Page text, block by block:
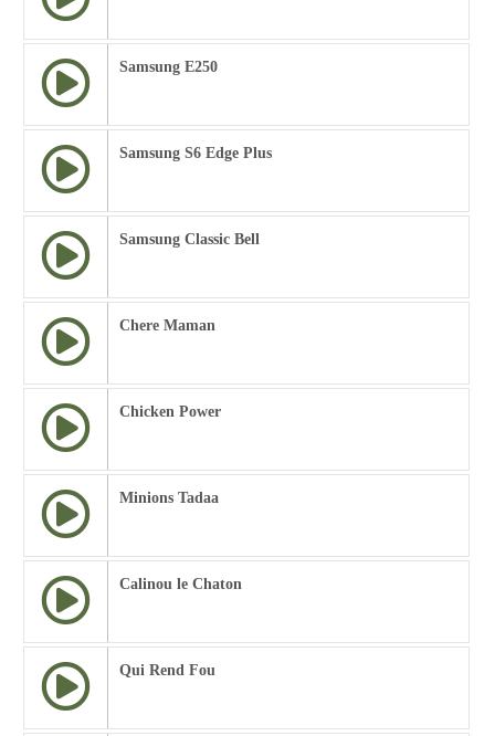
Samsung E250
Samsung S6 Edge Plus
Samsung Classic Bell
Chere Maman
Chicken Power
Minions Tadaa
Calinou le Chaton
Qui Rend Fou